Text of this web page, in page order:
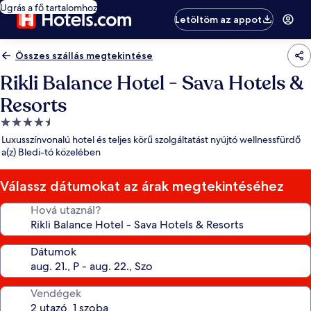
Ugrás a fő tartalomhoz
Letöltöm az appot
Összes szállás megtekintése
Rikli Balance Hotel - Sava Hotels &
Resorts
4.5
csillagos
szálláshely
Luxusszínvonalú hotel és teljes körű szolgáltatást nyújtó wellnessfürdő
a(z) Bledi-tó közelében
Válassz dátumokat az árak megtekintéséhez
Hová utaznál?
Dátumok
Vendégek